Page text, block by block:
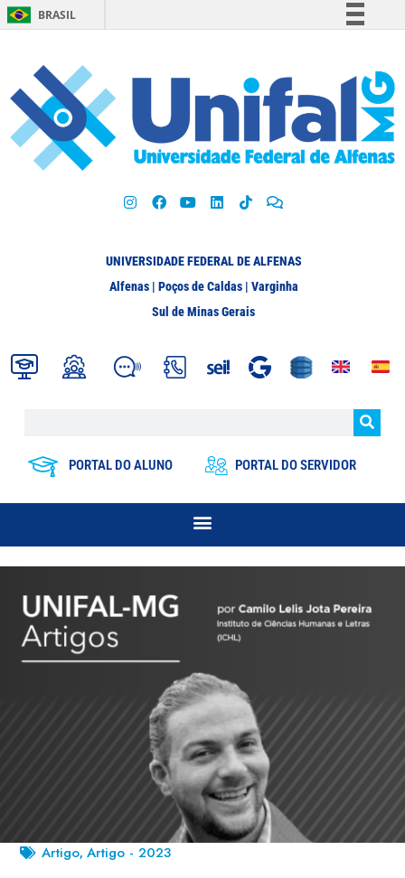
BRASIL
Participe
Acesso à informação
Legislação
UNIVERSIDADE FEDERAL DE ALFENAS
Alfenas | Poços de Caldas | Varginha
Sul de Minas Gerais
PORTAL DO ALUNO PORTAL DO SERVIDOR
Artigo,Artigo - 2023